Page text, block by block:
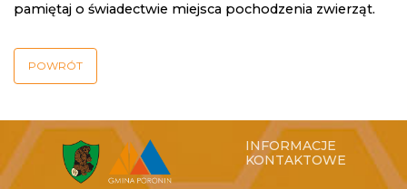
pamiętaj o świadectwie miejsca pochodzenia zwierząt.
POWRÓT
INFORMACJE
KONTAKTOWE